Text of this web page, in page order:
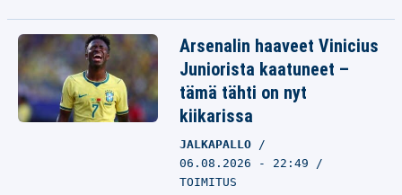
Arsenalin haaveet Vinicius
Juniorista kaatuneet –
tämä tähti on nyt
kiikarissa
JALKAPALLO
06.08.2026 - 22:49
TOIMITUS